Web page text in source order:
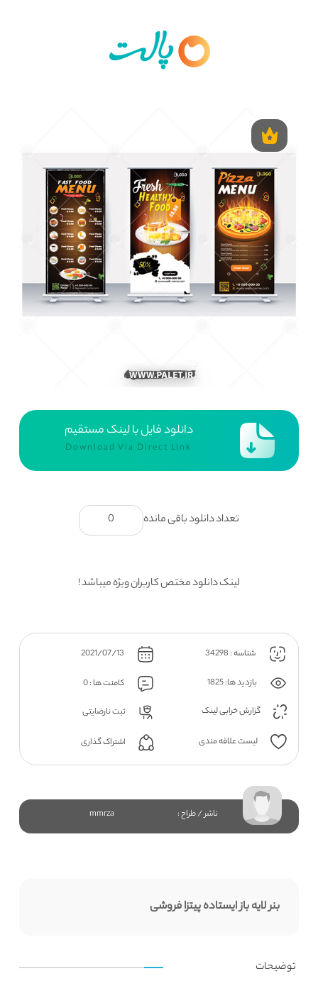
دانلود فایل با لینک مستقیم
Download Via Direct Link
تعداد دانلود باقی مانده 0
لینک دانلود مختص کاربران ویژه میباشد !
شناسه : 34298
بازدید ها: 1825
کامنت ها : 0
گزارش خرابی لینک
ثبت نارضایتی
لیست علاقه مندی اشتراک گذاری
ناشر / طراح : mmrza
بنر لایه باز ایستاده پیتزا فروشی
توضیحات